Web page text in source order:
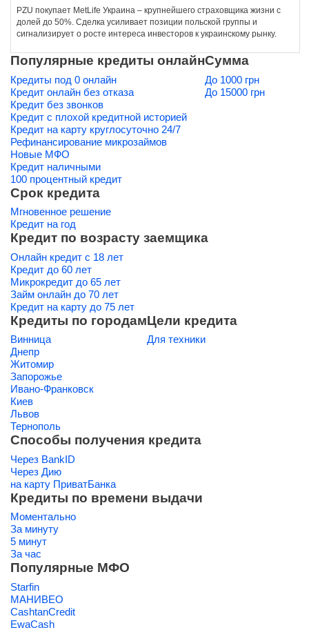
PZU покупает MetLife Украина – крупнейшего страховщика жизни с
долей до 50%. Сделка усиливает позиции польской группы и
сигнализирует о росте интереса инвесторов к украинскому рынку.
Популярные кредиты онлайн
Кредиты под 0 онлайн
Кредит онлайн без отказа
Кредит без звонков
Кредит с плохой кредитной историей
Кредит на карту круглосуточно 24/7
Рефинансирование микрозаймов
Новые МФО
Кредит наличными
100 процентный кредит
Сумма
До 1000 грн
До 15000 грн
Срок кредита
Мгновенное решение
Кредит на год
Кредит по возрасту заемщика
Онлайн кредит с 18 лет
Кредит до 60 лет
Микрокредит до 65 лет
Займ онлайн до 70 лет
Кредит на карту до 75 лет
Кредиты по городам
Винница
Днепр
Житомир
Запорожье
Ивано-Франковск
Киев
Львов
Тернополь
Цели кредита
Для техники
Способы получения кредита
Через BankID
Через Дию
на карту ПриватБанка
Кредиты по времени выдачи
Моментально
За минуту
5 минут
За час
Популярные МФО
Starfin
МАНИВЕО
CashtanCredit
EwaCash